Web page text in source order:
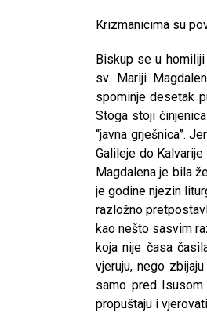
Krizmanicima su
Biskup se u
sv. Mariji
spominje desetak
Stoga stoji
“javna grješnica”.
Galileje do
Magdalena je bila
je godine njezin
razložno
kao nešto sasvim
koja nije časa
vjeruju, nego
samo pred
propuštaju i